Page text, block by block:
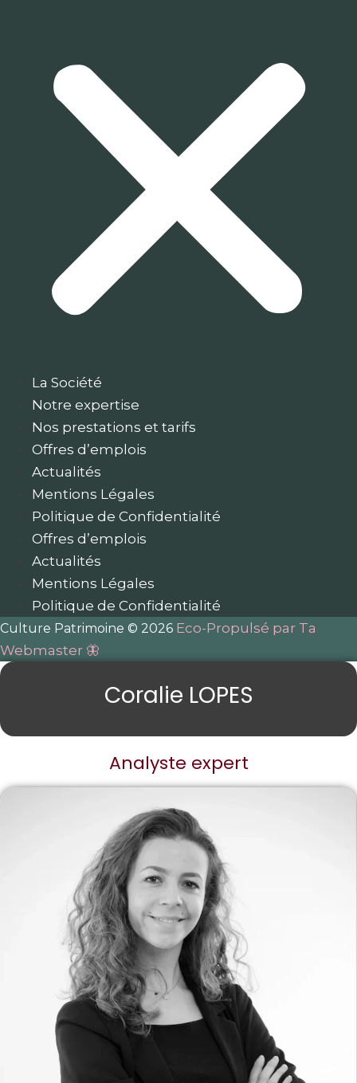
La Société
Notre expertise
Nos prestations et tarifs
Offres d’emplois
Actualités
Mentions Légales
Politique de Confidentialité
Offres d’emplois
Actualités
Mentions Légales
Politique de Confidentialité
Culture Patrimoine © 2026 Eco-Propulsé par Ta
Webmaster 🦋
Coralie LOPES
Analyste expert